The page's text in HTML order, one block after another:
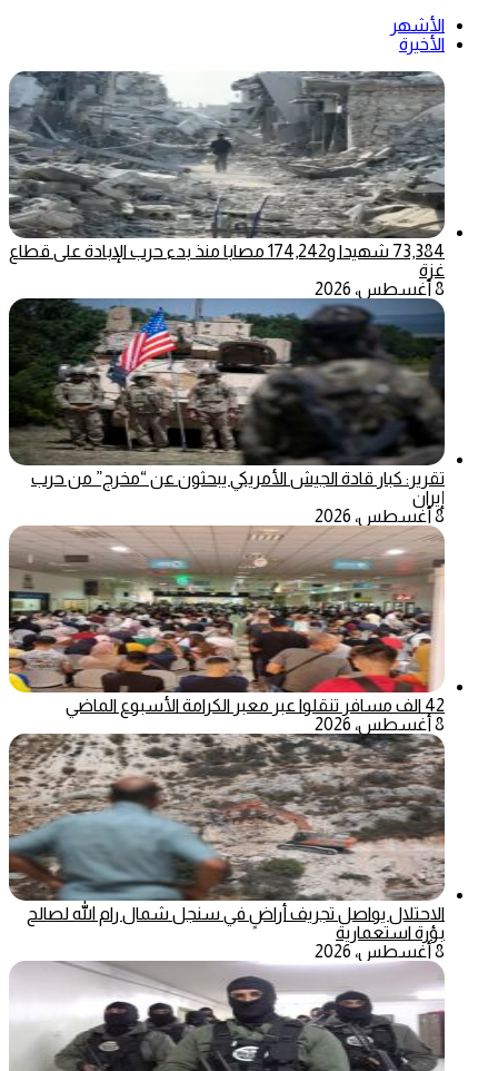
الأشهر
الأخيرة
73,384 شهيدا و174,242 مصابا منذ بدء حرب الإبادة على قطاع
غزة
8 أغسطس، 2026
تقرير: كبار قادة الجيش الأمريكي يبحثون عن “مخرج” من حرب
إيران
8 أغسطس، 2026
42 الف مسافر تنقلوا عبر معبر الكرامة الأسبوع الماضي
8 أغسطس، 2026
الاحتلال يواصل تجريف أراضٍ في سنجل شمال رام الله لصالح
بؤرة استعمارية
8 أغسطس، 2026